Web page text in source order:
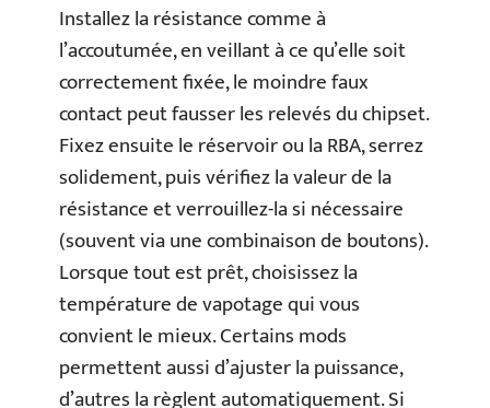
Installez la résistance comme à
l’accoutumée, en veillant à ce qu’elle soit
correctement fixée, le moindre faux
contact peut fausser les relevés du chipset.
Fixez ensuite le réservoir ou la RBA, serrez
solidement, puis vérifiez la valeur de la
résistance et verrouillez-la si nécessaire
(souvent via une combinaison de boutons).
Lorsque tout est prêt, choisissez la
température de vapotage qui vous
convient le mieux. Certains mods
permettent aussi d’ajuster la puissance,
d’autres la règlent automatiquement. Si